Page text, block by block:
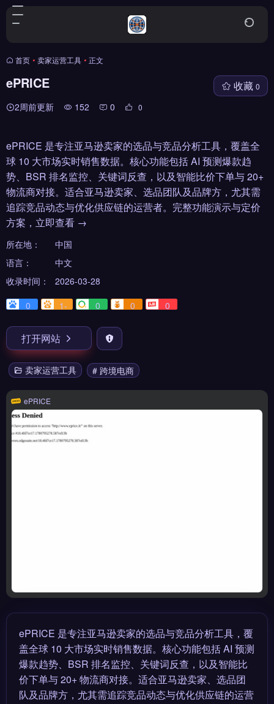
首页 • 卖家运营工具 • 正文
ePRICE
2周前更新 152 0 0
收藏 0
ePRICE 是专注亚马逊卖家的选品与竞品分析工具，覆盖全
球 10 大市场实时销售数据。核心功能包括 AI 预测爆款趋
势、BSR 排名监控、关键词反查，以及智能比价下单与 20+
物流商对接。适合亚马逊卖家、选品团队及品牌方，尤其需
追踪竞品动态与优化供应链的运营者。完整功能演示与定价
方案，立即查看 →
所在地：
中国
语言：
中文
收录时间：
2026-03-28
0
1- 0 0 0
打开网站
卖家运营工具 # 跨境电商
ePRICE
ePRICE 是专注亚马逊卖家的选品与竞品分析工具，覆
盖全球 10 大市场实时销售数据。核心功能包括 AI 预测
爆款趋势、BSR 排名监控、关键词反查，以及智能比
价下单与 20+ 物流商对接。适合亚马逊卖家、选品团
队及品牌方，尤其需追踪竞品动态与优化供应链的运营